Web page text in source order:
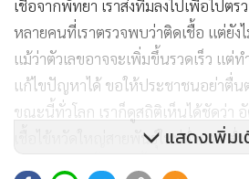
เชื้อจากพัทยา เราส่งทีมลงไปเพื่อไปต
หลายคนที่เราตรวจพบว่าติดเชื้อ แต่ยัง
แม้ว่าตัวเลขอาจจะเพิ่มขึ้นรวดเร็ว แต่
แก้ไขปัญหาได้ ขอให้ประชาชนอย่าตื่น
ขณะนี้ทั่วโลก เราก็ดูสถิติเห็นได้ชัดว่า
เชื้อไข้หวัดใหญ่สายพันธุ์ใหม่ต่ำมาก ต่
แสดงเพิ่ม